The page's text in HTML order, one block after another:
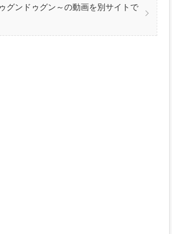
グンドゥグン～の動画を別サイトで